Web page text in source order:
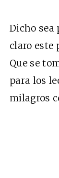
Dicho sea
claro este
Que se
para los
milagros